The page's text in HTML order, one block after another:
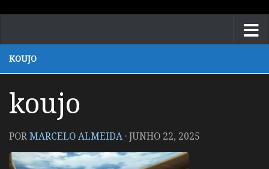
KOUJO
koujo
PORMARCELO ALMEIDA ·JUNHO 22, 2025